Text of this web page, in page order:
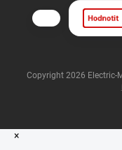
Copyright 2026 Electric-
×